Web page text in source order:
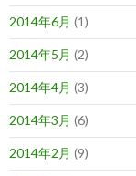
2014年6月 (1)
2014年5月 (2)
2014年4月 (3)
2014年3月 (6)
2014年2月 (9)